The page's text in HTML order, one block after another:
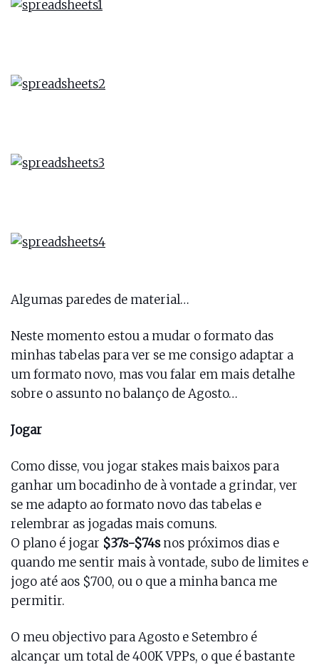
Algumas paredes de material…
Neste momento estou a mudar o formato das
minhas tabelas para ver se me consigo adaptar a
um formato novo, mas vou falar em mais detalhe
sobre o assunto no balanço de Agosto…
Jogar
Como disse, vou jogar stakes mais baixos para
ganhar um bocadinho de à vontade a grindar, ver
se me adapto ao formato novo das tabelas e
relembrar as jogadas mais comuns.
O plano é jogar $37s-$74snos próximos dias e
quando me sentir mais à vontade, subo de limites e
jogo até aos $700, ou o que a minha banca me
permitir.
O meu objectivo para Agosto e Setembro é
alcançar um total de 400K VPPs, o que é bastante